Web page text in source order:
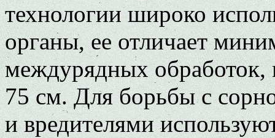
технологии широко
органы, ее отличает
междурядных
75 см. Для борьбы с
и вредителями